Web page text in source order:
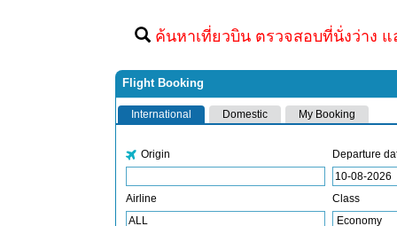
ค้นหาเที่ยวบิน ตรวจสอบที่นั่งว่าง